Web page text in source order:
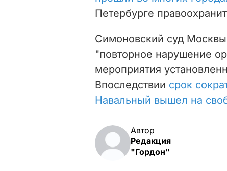
Петербурге
Симоновский суд Москвы
"повторное нарушение
мероприятия
Впоследствии срок
Навальный вышел на
Автор
Редакция
"Гордон"